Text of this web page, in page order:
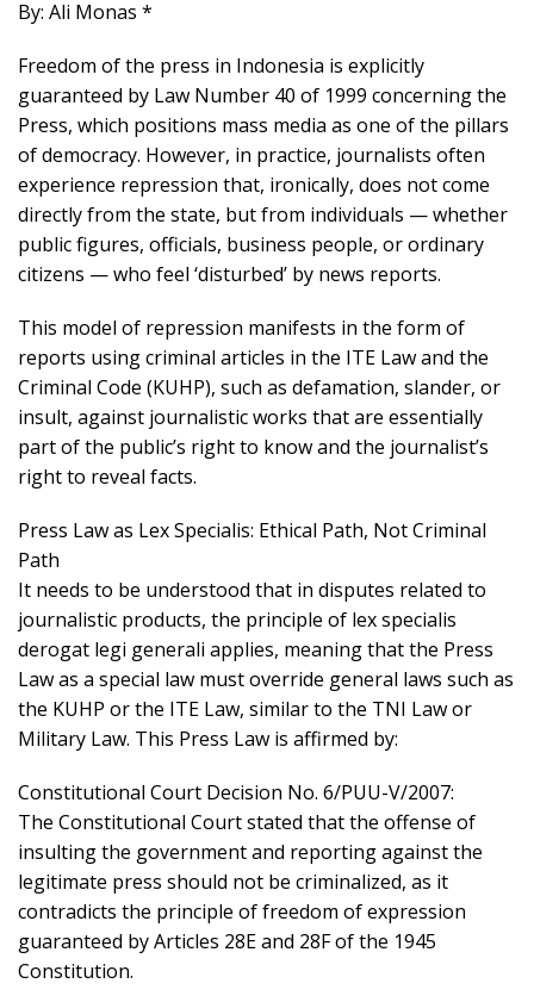
By: Ali Monas *
Freedom of the press in Indonesia is explicitly
guaranteed by Law Number 40 of 1999 concerning the
Press, which positions mass media as one of the pillars
of democracy. However, in practice, journalists often
experience repression that, ironically, does not come
directly from the state, but from individuals — whether
public figures, officials, business people, or ordinary
citizens — who feel ‘disturbed’ by news reports.
This model of repression manifests in the form of
reports using criminal articles in the ITE Law and the
Criminal Code (KUHP), such as defamation, slander, or
insult, against journalistic works that are essentially
part of the public’s right to know and the journalist’s
right to reveal facts.
Press Law as Lex Specialis: Ethical Path, Not Criminal
Path
It needs to be understood that in disputes related to
journalistic products, the principle of lex specialis
derogat legi generali applies, meaning that the Press
Law as a special law must override general laws such as
the KUHP or the ITE Law, similar to the TNI Law or
Military Law. This Press Law is affirmed by:
Constitutional Court Decision No. 6/PUU-V/2007:
The Constitutional Court stated that the offense of
insulting the government and reporting against the
legitimate press should not be criminalized, as it
contradicts the principle of freedom of expression
guaranteed by Articles 28E and 28F of the 1945
Constitution.